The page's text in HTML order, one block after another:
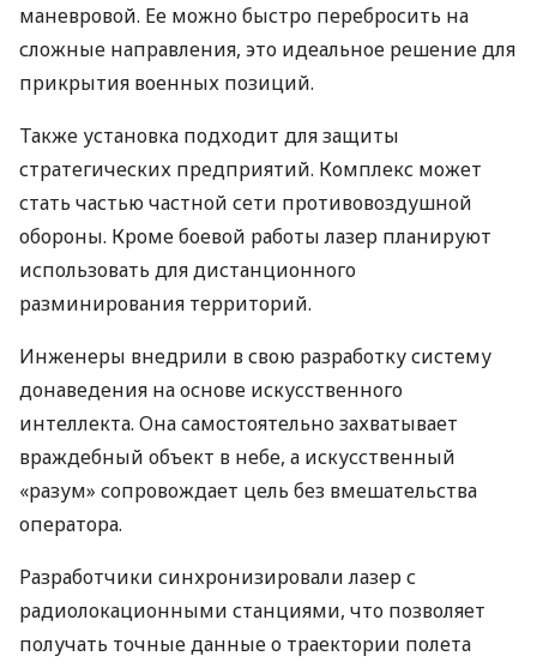
маневровой. Ее можно быстро перебросить на
сложные направления, это идеальное решение для
прикрытия военных позиций.
Также установка подходит для защиты
стратегических предприятий. Комплекс может
стать частью частной сети противовоздушной
обороны. Кроме боевой работы лазер планируют
использовать для дистанционного
разминирования территорий.
Инженеры внедрили в свою разработку систему
донаведения на основе искусственного
интеллекта. Она самостоятельно захватывает
враждебный объект в небе, а искусственный
«разум» сопровождает цель без вмешательства
оператора.
Разработчики синхронизировали лазер с
радиолокационными станциями, что позволяет
получать точные данные о траектории полета